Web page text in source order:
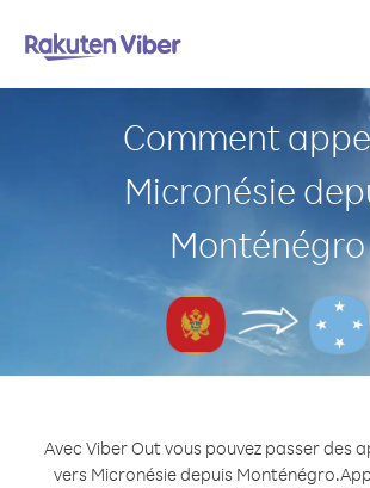
Comment
Micronésie
Monténégro
Avec Viber Out vous pouvez passer des
vers Micronésie depuis Monténégro.